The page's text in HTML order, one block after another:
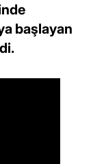
başlayan